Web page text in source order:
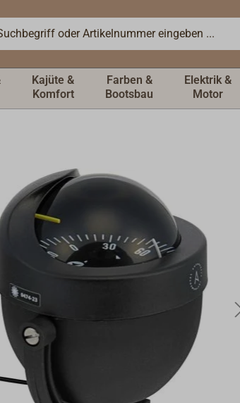
Kajüte &
Komfort
Farben &
Bootsbau
Elektrik &
Motor